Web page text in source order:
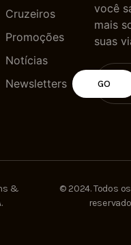
Cruzeiros
Promoções
Notícias
Newsletters
você
mais
suas
GO
&
© 2024. Todos